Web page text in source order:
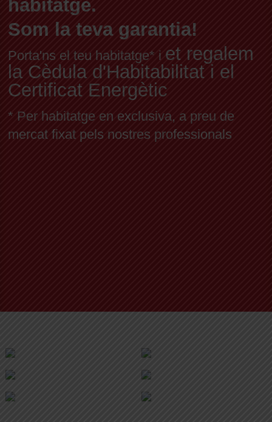
habitatge.
Som la teva garantia!
Porta'ns el teu habitatge* i et regalem
la Cèdula d'Habitabilitat i el
Certificat Energètic
* Per habitatge en exclusiva, a preu de
mercat fixat pels nostres professionals